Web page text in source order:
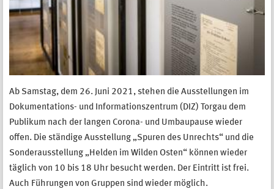
Ab Samstag, dem 26. Juni 2021, stehen die Ausstellungen im
Dokumentations- und Informationszentrum (DIZ) Torgau dem
Publikum nach der langen Corona- und Umbaupause wieder
offen. Die ständige Ausstellung „Spuren des Unrechts“ und die
Sonderausstellung „Helden im Wilden Osten“ können wieder
täglich von 10 bis 18 Uhr besucht werden. Der Eintritt ist frei.
Auch Führungen von Gruppen sind wieder möglich.